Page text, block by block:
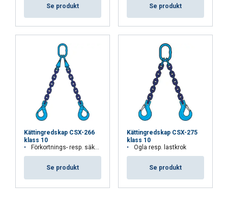
Se produkt Se produkt
Kättingredskap CSX-266
klass 10
Förkortnings- resp. säkerhetskrok
Se produkt
Kättingredskap CSX-275
klass 10
Ögla resp. lastkrok
Se produkt